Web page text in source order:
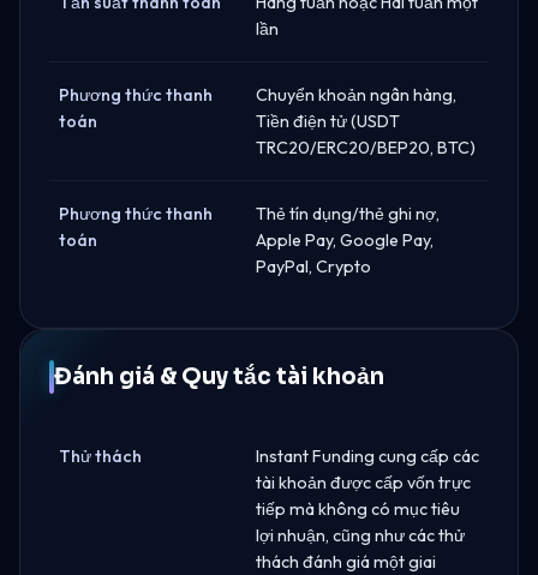
lần
Phương thức thanh
toán
Chuyển khoản ngân hàng,
Tiền điện tử (USDT
TRC20/ERC20/BEP20, BTC)
Phương thức thanh
toán
Thẻ tín dụng/thẻ ghi nợ,
Apple Pay, Google Pay,
PayPal, Crypto
Đánh giá & Quy tắc tài khoản
Thử thách
Instant Funding cung cấp các
tài khoản được cấp vốn trực
tiếp mà không có mục tiêu
lợi nhuận, cũng như các thử
thách đánh giá một giai